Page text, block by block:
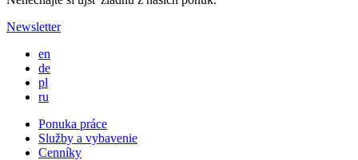
Newsletter
en
de
pl
ru
Ponuka práce
Služby a vybavenie
Cenníky